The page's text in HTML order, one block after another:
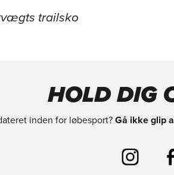
trailsko
HOLD DIG
inden for løbesport? Gå ikke glip